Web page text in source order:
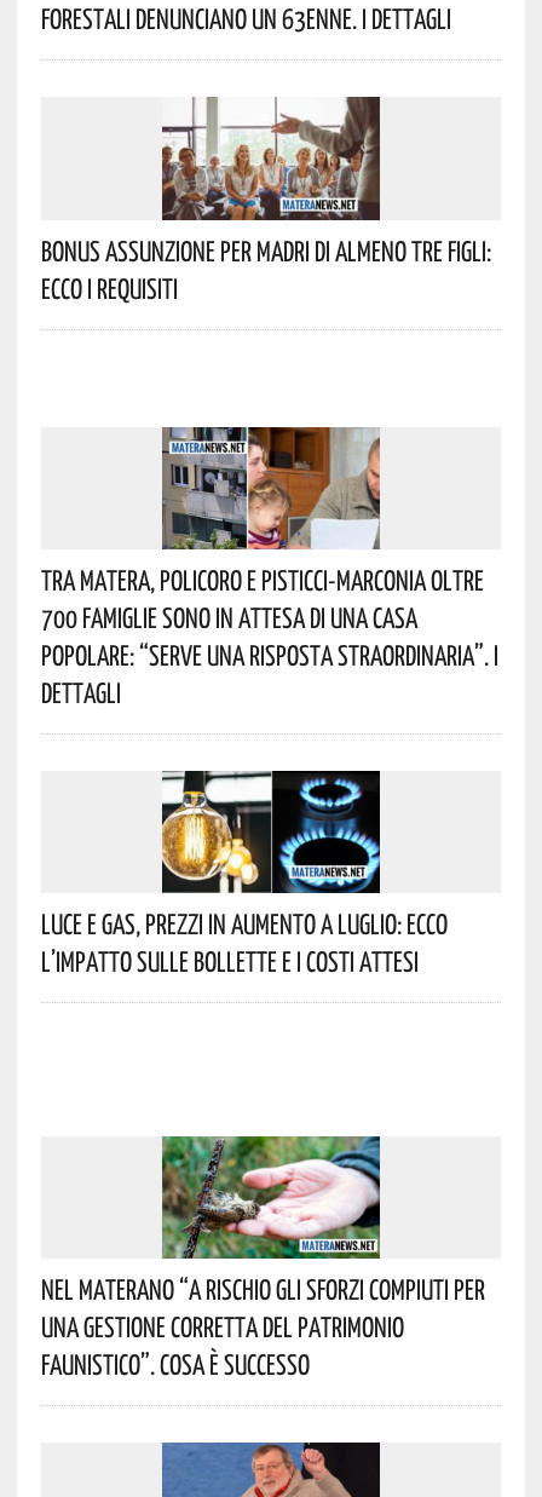
Forestali Denunciano Un 63enne. I Dettagli
Bonus Assunzione Per Madri Di Almeno Tre Figli:
Ecco I Requisiti
Tra Matera, Policoro E Pisticci-Marconia Oltre
700 Famiglie Sono In Attesa Di Una Casa
Popolare: “serve Una Risposta Straordinaria”. I
Dettagli
Luce E Gas, Prezzi In Aumento A Luglio: Ecco
L’impatto Sulle Bollette E I Costi Attesi
Nel Materano “a Rischio Gli Sforzi Compiuti Per
Una Gestione Corretta Del Patrimonio
Faunistico”. Cosa È Successo